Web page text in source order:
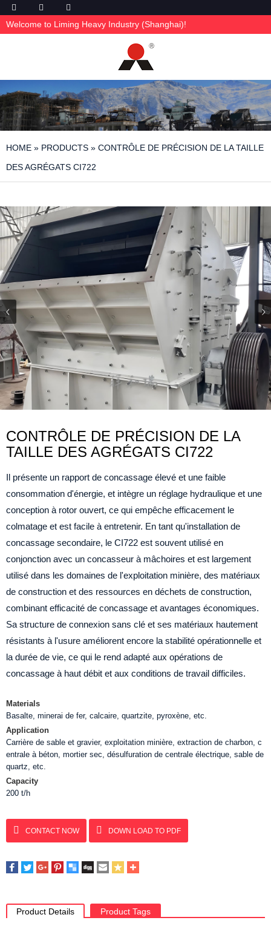
Welcome to Liming Heavy Industry (Shanghai)!
HOME » PRODUCTS » CONTRÔLE DE PRÉCISION DE LA TAILLE
DES AGRÉGATS CI722
CONTRÔLE DE PRÉCISION DE LA
TAILLE DES AGRÉGATS CI722
Il présente un rapport de concassage élevé et une faible
consommation d'énergie, et intègre un réglage hydraulique et une
conception à rotor ouvert, ce qui empêche efficacement le
colmatage et est facile à entretenir. En tant qu'installation de
concassage secondaire, le CI722 est souvent utilisé en
conjonction avec un concasseur à mâchoires et est largement
utilisé dans les domaines de l'exploitation minière, des matériaux
de construction et des ressources en déchets de construction,
combinant efficacité de concassage et avantages économiques.
Sa structure de connexion sans clé et ses matériaux hautement
résistants à l'usure améliorent encore la stabilité opérationnelle et
la durée de vie, ce qui le rend adapté aux opérations de
concassage à haut débit et aux conditions de travail difficiles.
Materials
Basalte, minerai de fer, calcaire, quartzite, pyroxène, etc.
Application
Carrière de sable et gravier, exploitation minière, extraction de charbon, c
entrale à béton, mortier sec, désulfuration de centrale électrique, sable de
quartz, etc.
Capacity
200 t/h
CONTACT NOW DOWN LOAD TO PDF
Product Details Product Tags